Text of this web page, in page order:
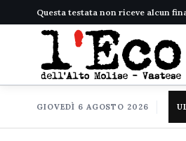
Questa testata non riceve alcun
GIOVEDÌ 6 AGOSTO 2026